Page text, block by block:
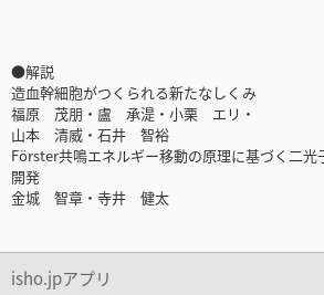
●解説
造血幹細胞がつくられる新たなしくみ
福原 茂朋・盧 承湜・小栗 エリ・
山本 清威・石井 智裕
Förster共鳴エネルギー移動の原理に基づく二光
開発
金城 智章・寺井 健太
isho.jpアプリ